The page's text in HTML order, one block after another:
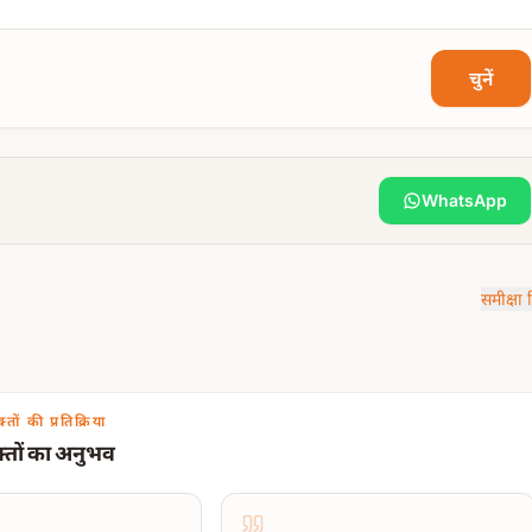
चुनें
WhatsApp
समीक्षा
की प्रतिक्रिया
का अनुभव